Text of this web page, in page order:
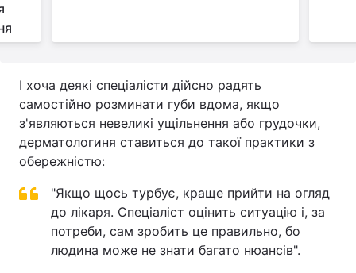
І хоча деякі спеціалісти дійсно радять
самостійно розминати губи вдома, якщо
з'являються невеликі ущільнення або грудочки,
дерматологиня ставиться до такої практики з
обережністю:
"Якщо щось турбує, краще прийти на огляд
до лікаря. Спеціаліст оцінить ситуацію і, за
потреби, сам зробить це правильно, бо
людина може не знати багато нюансів".